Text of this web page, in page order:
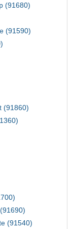
(91680)
(91590)
(91860)
(91540)